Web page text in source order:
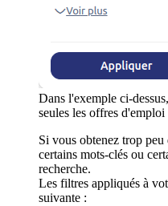
Dans l'exemple ci-
seules les offres
Si vous obtenez trop
certains mots-clés ou
recherche.
Les filtres appliqués à
suivante :